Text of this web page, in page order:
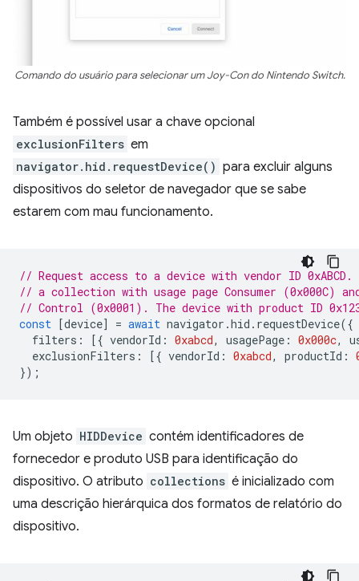
Comando do usuário para selecionar um Joy-Con do Nintendo Switch.
Também é possível usar a chave opcional
exclusionFilters em
navigator.hid.requestDevice() para excluir alguns
dispositivos do seletor de navegador que se sabe
estarem com mau funcionamento.
// Request access to a device with vendor ID
// a collection with usage page Consumer (0x000C) and
// Control (0x0001). The device with product ID
const [device] = await navigator .hid . requestDevice({
filters : [{ vendorId : 0xabcd, usagePage : 0x000c,
exclusionFilters : [{ vendorId : 0xabcd, productId :
});
Um objeto HIDDevice contém identificadores de
fornecedor e produto USB para identificação do
dispositivo. O atributo collections é inicializado com
uma descrição hierárquica dos formatos de relatório do
dispositivo.